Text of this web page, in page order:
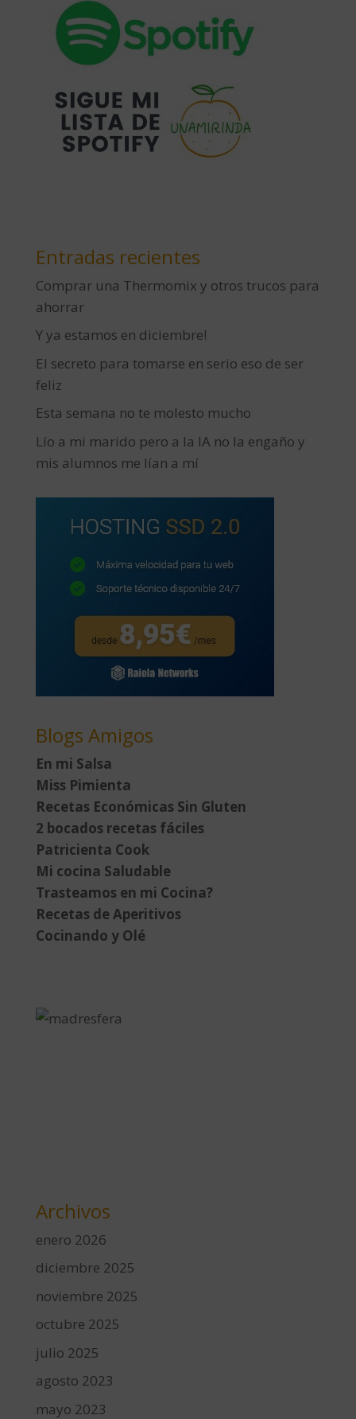
Entradas recientes
Comprar una Thermomix y otros trucos para
ahorrar
Y ya estamos en diciembre!
El secreto para tomarse en serio eso de ser
feliz
Esta semana no te molesto mucho
Lío a mi marido pero a la IA no la engaño y
mis alumnos me lían a mí
Blogs Amigos
En mi Salsa
Miss Pimienta
Recetas Económicas Sin Gluten
2 bocados recetas fáciles
Patricienta Cook
Mi cocina Saludable
Trasteamos en mi Cocina?
Recetas de Aperitivos
Cocinando y Olé
Archivos
enero 2026
diciembre 2025
noviembre 2025
octubre 2025
julio 2025
agosto 2023
mayo 2023